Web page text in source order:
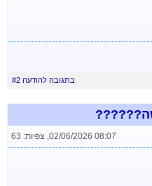
בתגובה להודעה #2
02/06/2026 08:07
, צפיות: 63